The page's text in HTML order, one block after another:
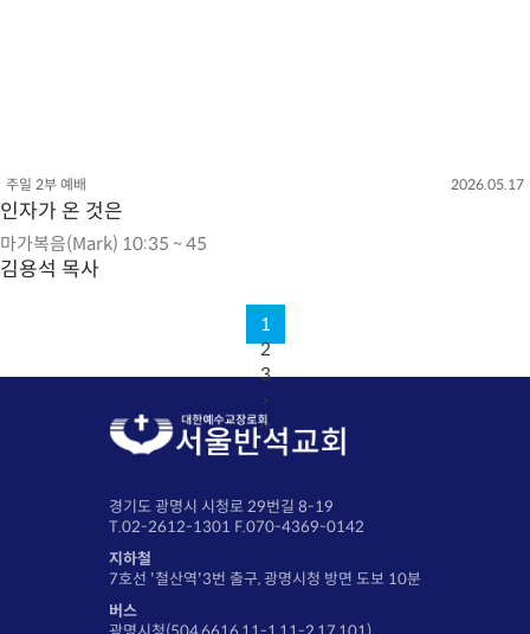
주일 2부 예배 2026.05.17
인자가 온 것은
마가복음(Mark) 10:35 ~ 45
김용석 목사
1
2
3
›
››
경기도 광명시 시청로 29번길 8-19
T.02-2612-1301 F.070-4369-0142
지하철
7호선 '철산역'3번 출구, 광명시청 방면 도보 10분
버스